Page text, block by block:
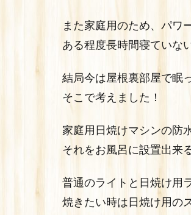
また家庭用のため、パワ
ある程度長時間寝ていな
結局今は屋根裏部屋で眠
そこで考えました！
家庭用日焼けマシンの防
それをお風呂に設置出来
普通のライトと日焼け用
焼きたい時は日焼け用の